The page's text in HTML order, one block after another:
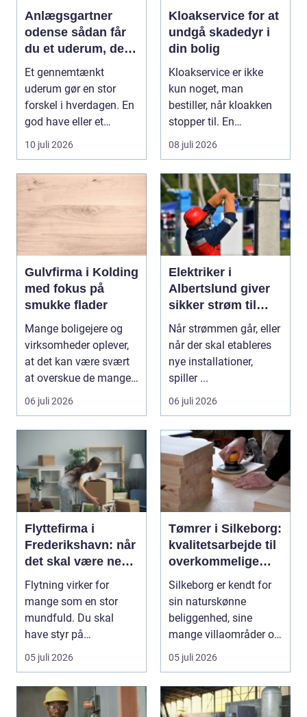
Anlægsgartner
odense sådan får
du et uderum, der
holder i mange år
Et gennemtænkt
uderum gør en stor
forskel i hverdagen. En
god have eller et
velplejet fællesareal
gi...
10 juli 2026
Kloakservice for at
undgå skadedyr i
din bolig
Kloakservice er ikke
kun noget, man
bestiller, når kloakken
stopper til. En
systematisk gennem...
08 juli 2026
Gulvfirma i Kolding
med fokus på
smukke flader
Mange boligejere og
virksomheder oplever,
at det kan være svært
at overskue de mange
gul...
06 juli 2026
Elektriker i
Albertslund giver
sikker strøm til
danske boliger
Når strømmen går, eller
når der skal etableres
nye installationer,
spiller ...
06 juli 2026
Flyttefirma i
Frederikshavn: når
det skal være nemt
at komme videre
Flytning virker for
mange som en stor
mundfuld. Du skal
have styr på
nedpakning, tunge
l&oslas...
05 juli 2026
Tømrer i Silkeborg:
kvalitetsarbejde til
overkommelige
priser
Silkeborg er kendt for
sin naturskønne
beliggenhed, sine
mange villaområder og
en bland...
05 juli 2026